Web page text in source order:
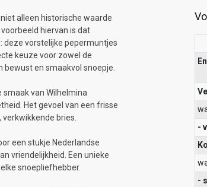
alleen historische waarde
hiervan is dat
deze vorstelijke pepermuntjes
keuze voor zowel de
en smaakvol snoepje.
smaak van Wilhelmina
Het gevoel van een frisse
bries.
een stukje Nederlandse
vriendelijkheid. Een unieke
snoepliefhebber.
-
-